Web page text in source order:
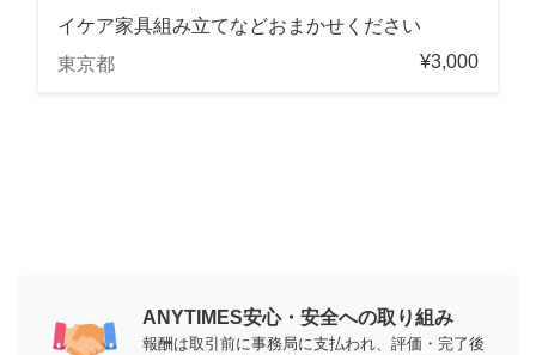
イケア家具組み立てなどおまかせください
東京都
¥3,000
ANYTIMES安心・安全への取り組み
報酬は取引前に事務局に支払われ、評価・完了後